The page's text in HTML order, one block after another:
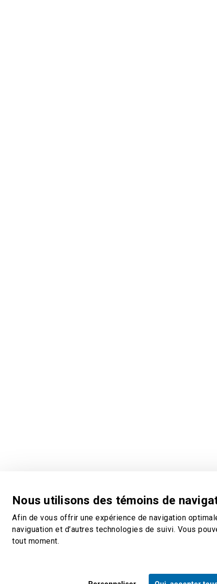
Nous utilisons des témoins de
Afin de vous offrir une expérience de navigation
naviguation et d’autres technologies de suivi. Vous
tout moment.